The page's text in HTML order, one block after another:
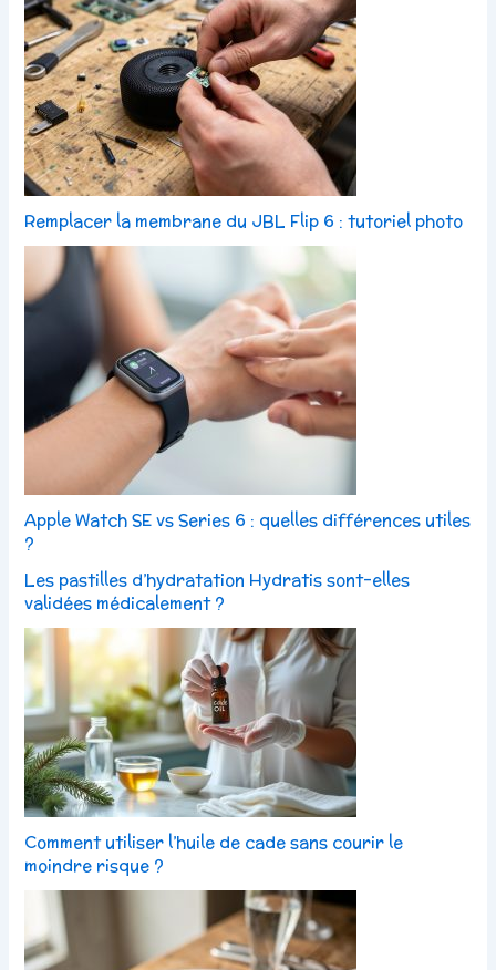
Remplacer la membrane du JBL Flip 6 : tutoriel photo
Apple Watch SE vs Series 6 : quelles différences utiles
?
Les pastilles d’hydratation Hydratis sont-elles
validées médicalement ?
Comment utiliser l’huile de cade sans courir le
moindre risque ?